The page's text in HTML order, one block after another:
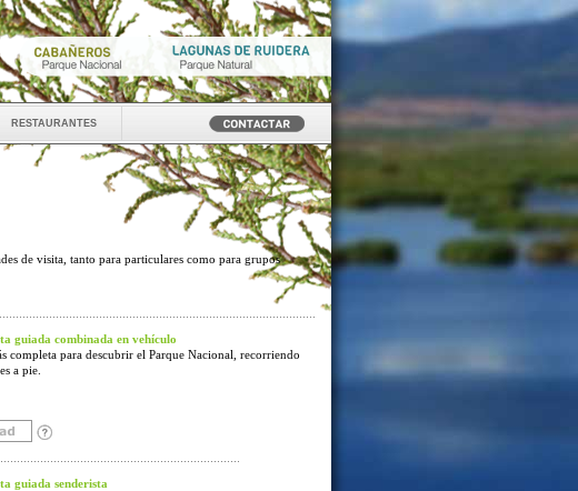
restaurantes
de visita, tanto para particulares como para grupos
guiada combinada en vehículo
completa para descubrir el Parque Nacional, recorriendo
a pie.
guiada senderista